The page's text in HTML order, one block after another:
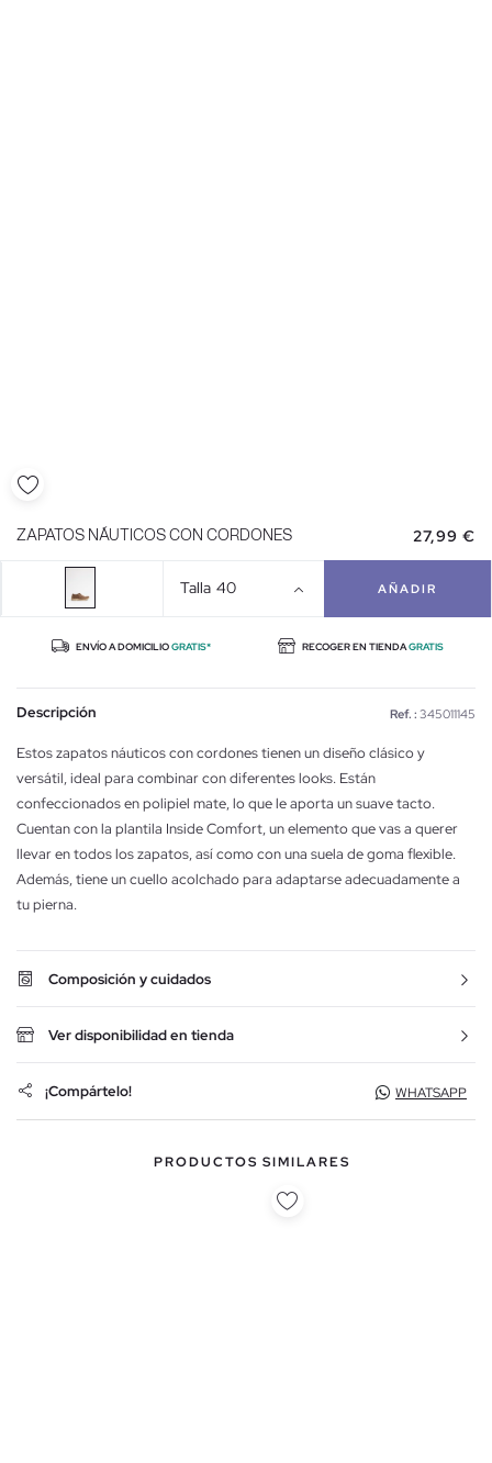
ZAPATOS NÁUTICOS CON CORDONES 27,99 €
Talla 40 AÑADIR
ENVÍO A DOMICILIOGRATIS* RECOGER EN TIENDAGRATIS
Descripción Ref. : 345011145
Estos zapatos náuticos con cordones tienen un diseño clásico y
versátil, ideal para combinar con diferentes looks. Están
confeccionados en polipiel mate, lo que le aporta un suave tacto.
Cuentan con la plantila Inside Comfort, un elemento que vas a querer
llevar en todos los zapatos, así como con una suela de goma flexible.
Además, tiene un cuello acolchado para adaptarse adecuadamente a
tu pierna.
Composición y cuidados
Ver disponibilidad en tienda
¡Compártelo! WHATSAPP
PRODUCTOS SIMILARES